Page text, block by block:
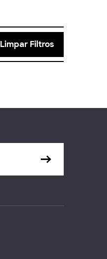
Limpar Filtros